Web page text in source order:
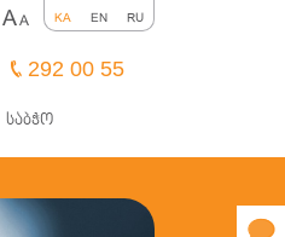
AA KA EN RU
292 00 55
საბჭო